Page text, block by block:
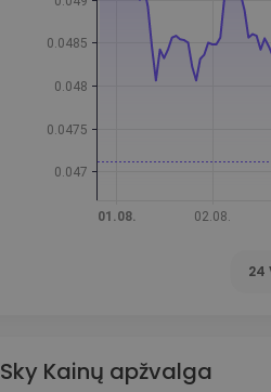
Investicijų
Rask savo
24
Sky Kainų apžvalga